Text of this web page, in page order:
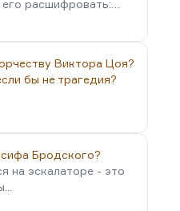
расшифровать:…
Виктора Цоя?
бы не трагедия?
Бродского?
на эскалаторе - это